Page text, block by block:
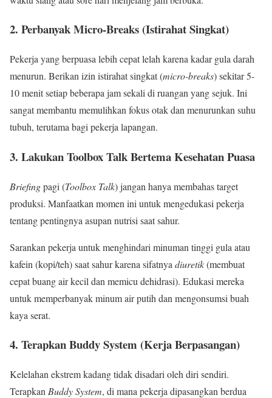
2. Perbanyak Micro-Breaks (Istirahat Singkat)
Pekerja yang berpuasa lebih cepat lelah karena kadar gula darah
menurun. Berikan izin istirahat singkat (micro-breaks) sekitar 5-
10 menit setiap beberapa jam sekali di ruangan yang sejuk. Ini
sangat membantu memulihkan fokus otak dan menurunkan suhu
tubuh, terutama bagi pekerja lapangan.
3. Lakukan Toolbox Talk Bertema Kesehatan Puasa
Briefingpagi (Toolbox Talk) jangan hanya membahas target
produksi. Manfaatkan momen ini untuk mengedukasi pekerja
tentang pentingnya asupan nutrisi saat sahur.
Sarankan pekerja untuk menghindari minuman tinggi gula atau
kafein (kopi/teh) saat sahur karena sifatnya diuretik(membuat
cepat buang air kecil dan memicu dehidrasi). Edukasi mereka
untuk memperbanyak minum air putih dan mengonsumsi buah
kaya serat.
4. Terapkan Buddy System (Kerja Berpasangan)
Kelelahan ekstrem kadang tidak disadari oleh diri sendiri.
Terapkan Buddy System, di mana pekerja dipasangkan berdua